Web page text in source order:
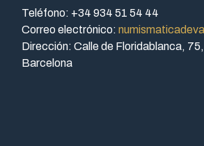
Teléfono: +34 934 51 54 44
Correo electrónico:
Dirección: Calle de Floridablanca,
Barcelona